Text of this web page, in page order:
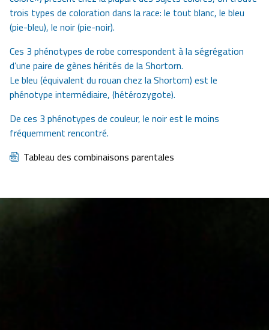
trois types de coloration dans la race: le tout blanc, le bleu
(pie-bleu), le noir (pie-noir).
Ces 3 phénotypes de robe correspondent à la ségrégation
d’une paire de gènes hérités de la Shortorn.
Le bleu (équivalent du rouan chez la Shortorn) est le
phénotype intermédiaire, (hétérozygote).
De ces 3 phénotypes de couleur, le noir est le moins
fréquemment rencontré.
Document
Tableau des combinaisons parentales